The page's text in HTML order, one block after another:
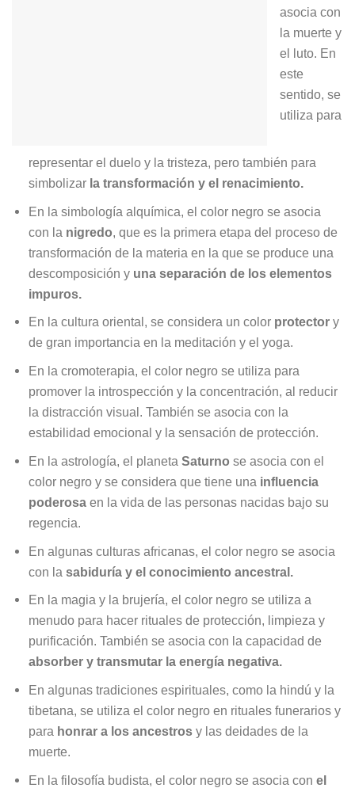
asocia con
la muerte y
el luto. En
este
sentido, se
utiliza para
representar el duelo y la tristeza, pero también para
simbolizar la transformación y el renacimiento.
En la simbología alquímica, el color negro se asocia
con la nigredo , que es la primera etapa del proceso de
transformación de la materia en la que se produce una
descomposición y una separación de los elementos
impuros.
En la cultura oriental, se considera un color protectory
de gran importancia en la meditación y el yoga.
En la cromoterapia, el color negro se utiliza para
promover la introspección y la concentración, al reducir
la distracción visual. También se asocia con la
estabilidad emocional y la sensación de protección.
En la astrología, el planetaSaturnose asocia con el
color negro y se considera que tiene una influencia
poderosa en la vida de las personas nacidas bajo su
regencia.
En algunas culturas africanas, el color negro se asocia
con lasabiduría y el conocimiento ancestral.
En la magia y la brujería, el color negro se utiliza a
menudo para hacer rituales de protección, limpieza y
purificación. También se asocia con la capacidad de
absorber y transmutar la energía negativa.
En algunas tradiciones espirituales, como la hindú y la
tibetana, se utiliza el color negro en rituales funerarios y
para honrar a los ancestros y las deidades de la
muerte.
En la filosofía budista, el color negro se asocia con el